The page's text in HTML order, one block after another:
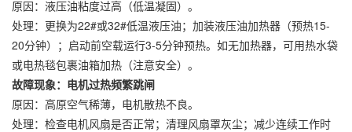
原因：液压油粘度过高（低温凝固）。
处理：更换为22#或32#低温液压油；加装液压油加热器（预热15-
20分钟）；启动前空载运行3-5分钟预热。如无加热器，可用热水袋
或电热毯包裹油箱加热（注意安全）。
故障现象：电机过热频繁跳闸
原因：高原空气稀薄，电机散热不良。
处理：检查电机风扇是否正常；清理风扇罩灰尘；减少连续工作时